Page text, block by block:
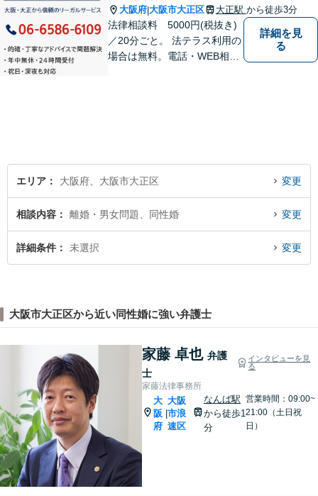
大阪府|大阪市大正区 大正駅 から徒歩3分
法律相談料 5000円(税抜き)
／20分ごと。 法テラス利用の
場合は無料。電話・WEB相談
詳細を見
る
エリア 大阪府、大阪市大正区 変更
相談内容 離婚・男女問題、同性婚 変更
詳細条件 未選択 変更
大阪市大正区から近い同性婚に強い弁護士
家藤 卓也 弁護
士
インタビューを見
る
家藤法律事務所
大
阪
府
|
大阪
市浪
速区
なんば駅
から徒歩1
分
営業時間：09:00~
21:00（土日祝
日）